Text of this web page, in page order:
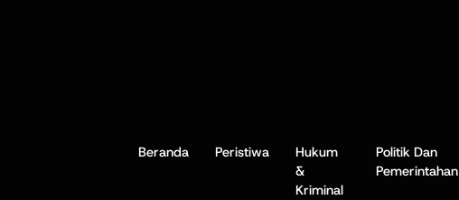
Beranda Peristiwa
Hukum
&
Kriminal
Politik Dan
Pemerintahan